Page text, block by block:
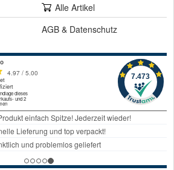
Alle Artikel
AGB & Datenschutz